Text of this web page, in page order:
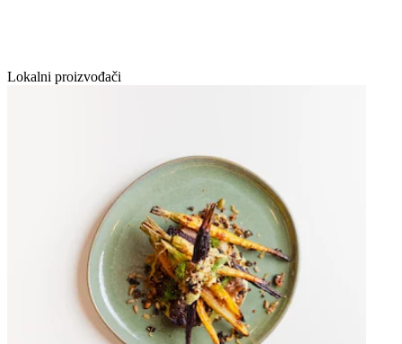
Lokalni proizvođači